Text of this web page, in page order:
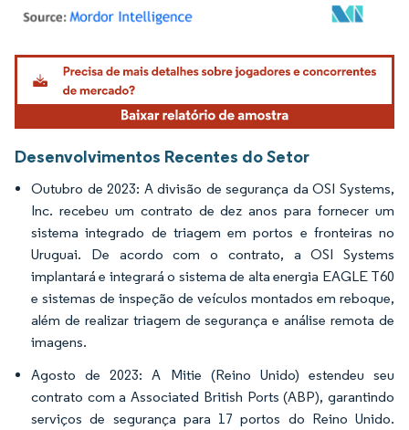
Imagem © Mordor Intelligence. O reuso requer atribuição conforme CC BY 4.0.
Desenvolvimentos Recentes do Setor
Outubro de 2023: A divisão de segurança da OSI Systems,
Inc. recebeu um contrato de dez anos para fornecer um
sistema integrado de triagem em portos e fronteiras no
Uruguai. De acordo com o contrato, a OSI Systems
implantará e integrará o sistema de alta energia EAGLE T60
e sistemas de inspeção de veículos montados em reboque,
além de realizar triagem de segurança e análise remota de
imagens.
Agosto de 2023: A Mitie (Reino Unido) estendeu seu
contrato com a Associated British Ports (ABP), garantindo
serviços de segurança para 17 portos do Reino Unido.